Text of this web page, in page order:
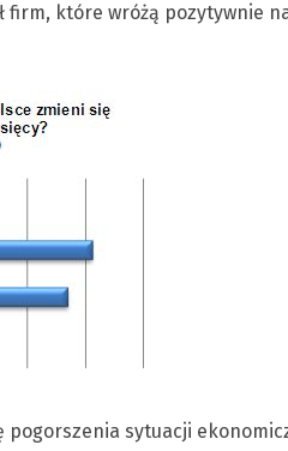
firm, które wróżą pozytywnie
sytuacji